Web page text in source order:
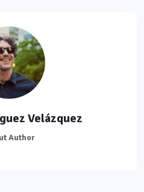
Velázquez
Author